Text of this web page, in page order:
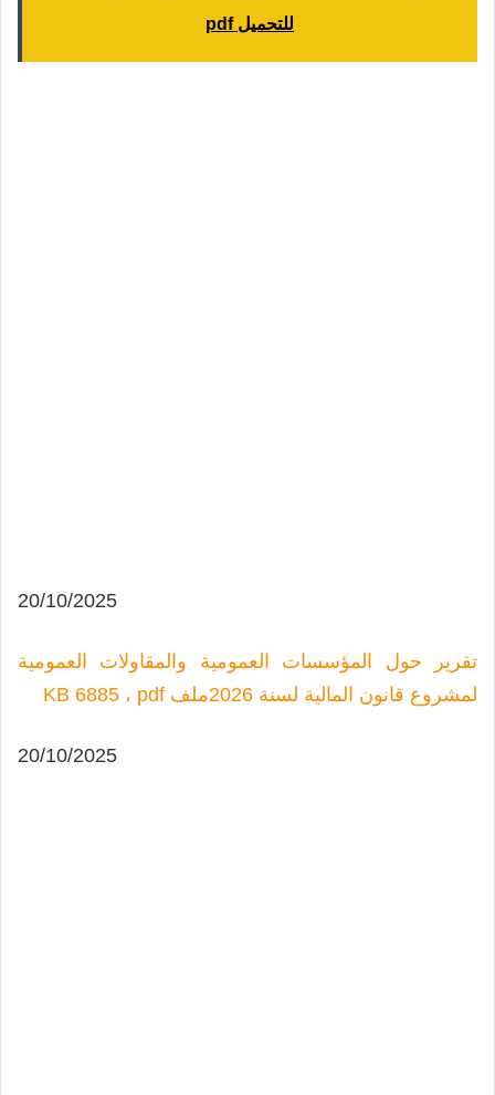
للتحميل pdf
20/10/2025
تقرير حول المؤسسات العمومية والمقاولات العمومية
لمشروع قانون المالية لسنة 2026
ملف KB 6885 ، pdf
20/10/2025